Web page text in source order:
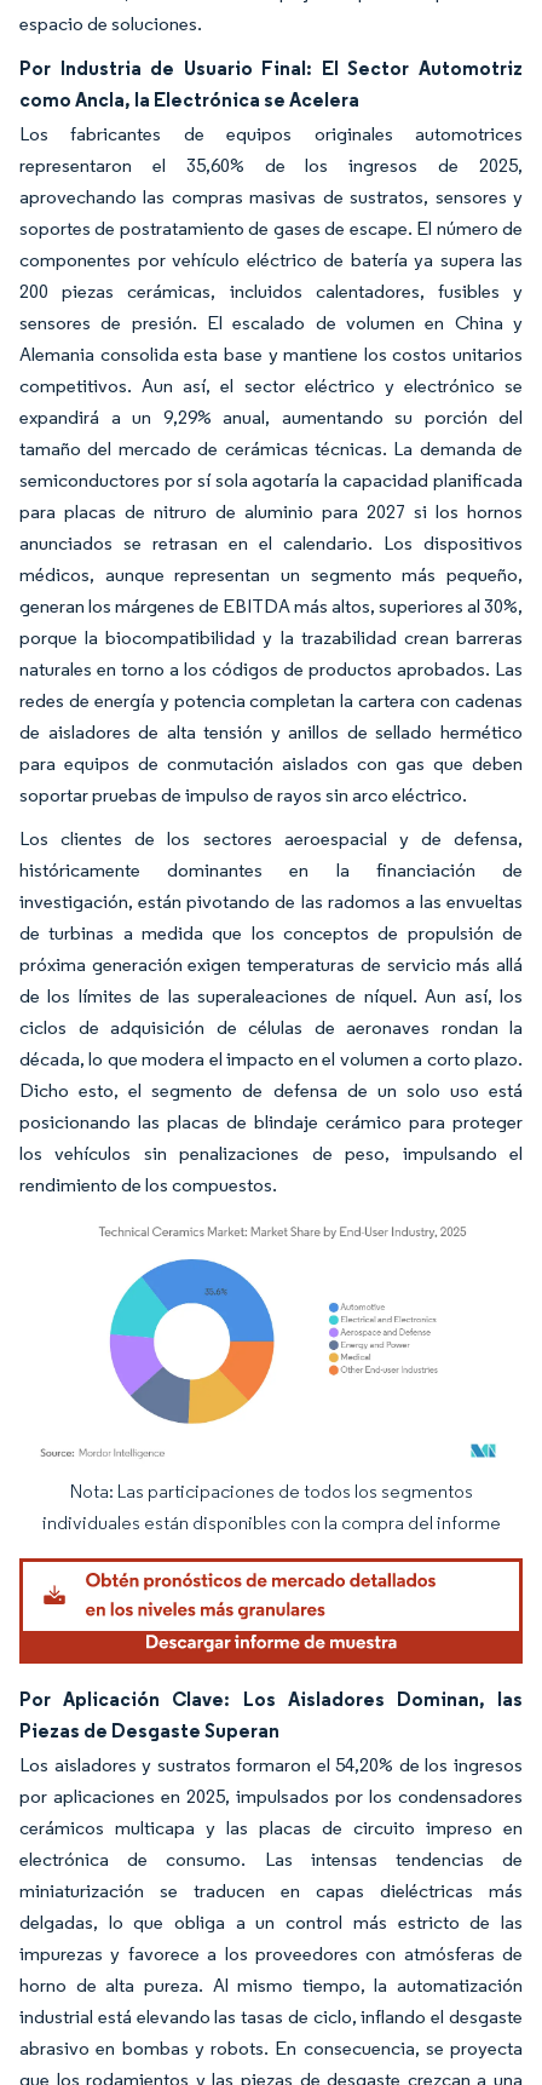
espacio de soluciones.
Por Industria de Usuario Final: El Sector Automotriz
como Ancla, la Electrónica se Acelera
Los fabricantes de equipos originales automotrices
representaron el 35,60% de los ingresos de 2025,
aprovechando las compras masivas de sustratos, sensores y
soportes de postratamiento de gases de escape. El número de
componentes por vehículo eléctrico de batería ya supera las
200 piezas cerámicas, incluidos calentadores, fusibles y
sensores de presión. El escalado de volumen en China y
Alemania consolida esta base y mantiene los costos unitarios
competitivos. Aun así, el sector eléctrico y electrónico se
expandirá a un 9,29% anual, aumentando su porción del
tamaño del mercado de cerámicas técnicas. La demanda de
semiconductores por sí sola agotaría la capacidad planificada
para placas de nitruro de aluminio para 2027 si los hornos
anunciados se retrasan en el calendario. Los dispositivos
médicos, aunque representan un segmento más pequeño,
generan los márgenes de EBITDA más altos, superiores al 30%,
porque la biocompatibilidad y la trazabilidad crean barreras
naturales en torno a los códigos de productos aprobados. Las
redes de energía y potencia completan la cartera con cadenas
de aisladores de alta tensión y anillos de sellado hermético
para equipos de conmutación aislados con gas que deben
soportar pruebas de impulso de rayos sin arco eléctrico.
Los clientes de los sectores aeroespacial y de defensa,
históricamente dominantes en la financiación de
investigación, están pivotando de las radomos a las envueltas
de turbinas a medida que los conceptos de propulsión de
próxima generación exigen temperaturas de servicio más allá
de los límites de las superaleaciones de níquel. Aun así, los
ciclos de adquisición de células de aeronaves rondan la
década, lo que modera el impacto en el volumen a corto plazo.
Dicho esto, el segmento de defensa de un solo uso está
posicionando las placas de blindaje cerámico para proteger
los vehículos sin penalizaciones de peso, impulsando el
rendimiento de los compuestos.
Imagen © Mordor Intelligence. El uso requiere atribución según CC BY 4.0.
Nota: Las participaciones de todos los segmentos
individuales están disponibles con la compra del informe
Por Aplicación Clave: Los Aisladores Dominan, las
Piezas de Desgaste Superan
Los aisladores y sustratos formaron el 54,20% de los ingresos
por aplicaciones en 2025, impulsados por los condensadores
cerámicos multicapa y las placas de circuito impreso en
electrónica de consumo. Las intensas tendencias de
miniaturización se traducen en capas dieléctricas más
delgadas, lo que obliga a un control más estricto de las
impurezas y favorece a los proveedores con atmósferas de
horno de alta pureza. Al mismo tiempo, la automatización
industrial está elevando las tasas de ciclo, inflando el desgaste
abrasivo en bombas y robots. En consecuencia, se proyecta
que los rodamientos y las piezas de desgaste crezcan a una